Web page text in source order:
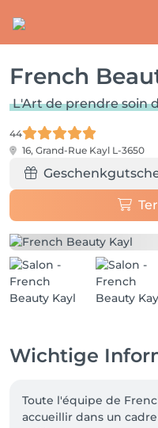
French
L'Art de prendre soin
44
16, Grand-Rue Kayl L-3650
Wichtige
Toute l'équipe de
accueillir dans un